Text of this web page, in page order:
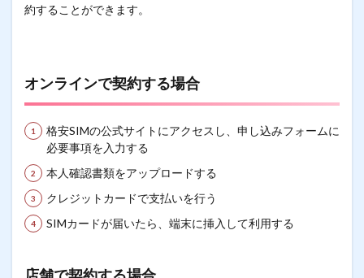
約することができます。
オンラインで契約する場合
格安SIMの公式サイトにアクセスし、申し込みフォームに
必要事項を入力する
本人確認書類をアップロードする
クレジットカードで支払いを行う
SIMカードが届いたら、端末に挿入して利用する